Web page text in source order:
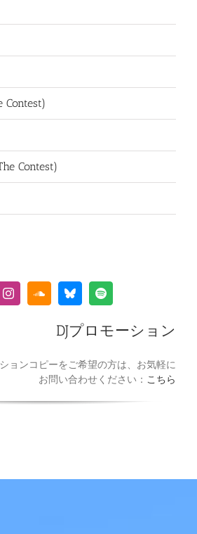
Contest)
Contest)
DJプロモーション
ョンコピーをご希望の方は、お気軽に
お問い合わせください： こちら